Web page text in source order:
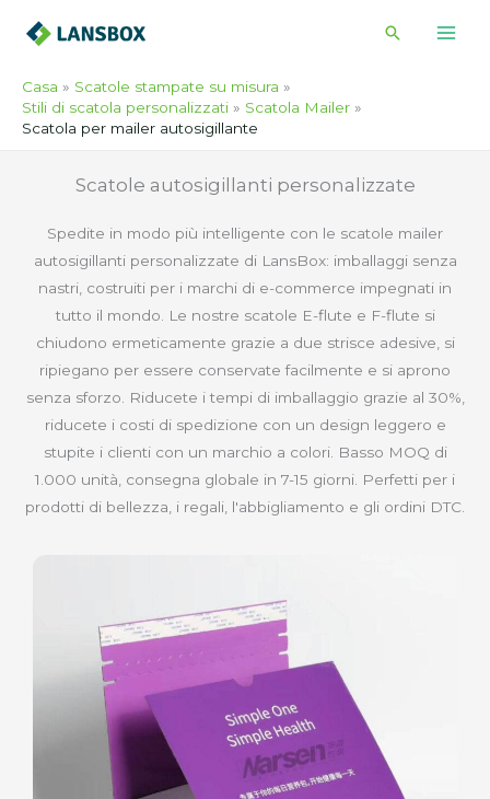
Cerca
Casa
Scatole stampate su misura
Stili di scatola personalizzati
Scatola Mailer
Scatola per mailer autosigillante
Scatole autosigillanti personalizzate
Spedite in modo più intelligente con le scatole mailer
autosigillanti personalizzate di LansBox: imballaggi senza
nastri, costruiti per i marchi di e-commerce impegnati in
tutto il mondo. Le nostre scatole E-flute e F-flute si
chiudono ermeticamente grazie a due strisce adesive, si
ripiegano per essere conservate facilmente e si aprono
senza sforzo. Riducete i tempi di imballaggio grazie al 30%,
riducete i costi di spedizione con un design leggero e
stupite i clienti con un marchio a colori. Basso MOQ di
1.000 unità, consegna globale in 7-15 giorni. Perfetti per i
prodotti di bellezza, i regali, l'abbigliamento e gli ordini DTC.